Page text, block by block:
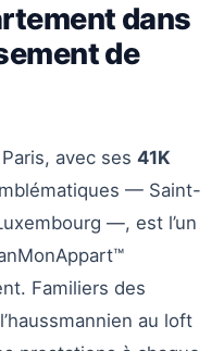
dans
de
avec ses 41K
— Saint-
—, est l’un
Familiers des
au loft